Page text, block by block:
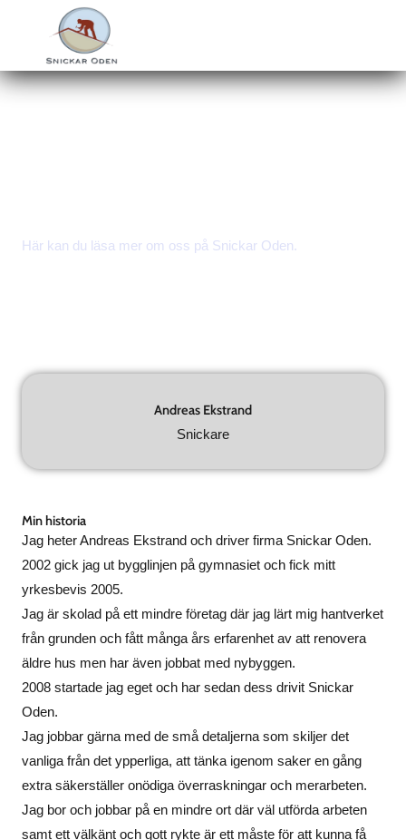
Här kan du läsa mer om oss på Snickar Oden.
Andreas Ekstrand
Snickare
Min historia
Jag heter Andreas Ekstrand och driver firma Snickar Oden.
2002 gick jag ut bygglinjen på gymnasiet och fick mitt
yrkesbevis 2005.
Jag är skolad på ett mindre företag där jag lärt mig hantverket
från grunden och fått många års erfarenhet av att renovera
äldre hus men har även jobbat med nybyggen.
2008 startade jag eget och har sedan dess drivit Snickar
Oden.
Jag jobbar gärna med de små detaljerna som skiljer det
vanliga från det ypperliga, att tänka igenom saker en gång
extra säkerställer onödiga överraskningar och merarbeten.
Jag bor och jobbar på en mindre ort där väl utförda arbeten
samt ett välkänt och gott rykte är ett måste för att kunna få